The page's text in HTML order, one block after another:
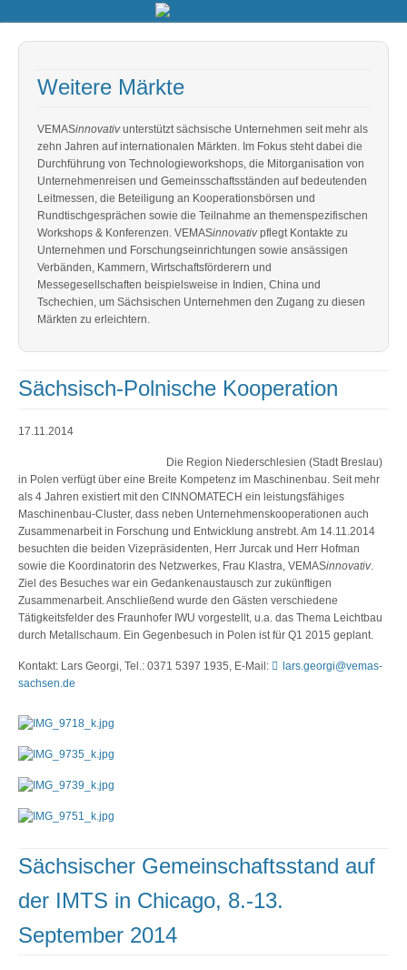
Weitere Märkte
VEMASinnovativunterstützt sächsische Unternehmen seit mehr als
zehn Jahren auf internationalen Märkten. Im Fokus steht dabei die
Durchführung von Technologieworkshops, die Mitorganisation von
Unternehmenreisen und Gemeinsschaftsständen auf bedeutenden
Leitmessen, die Beteiligung an Kooperationsbörsen und
Rundtischgesprächen sowie die Teilnahme an themenspezifischen
Workshops & Konferenzen. VEMASinnovativpflegt Kontakte zu
Unternehmen und Forschungseinrichtungen sowie ansässigen
Verbänden, Kammern, Wirtschaftsförderern und
Messegesellschaften beispielsweise in Indien, China und
Tschechien, um Sächsischen Unternehmen den Zugang zu diesen
Märkten zu erleichtern.
Sächsisch-Polnische Kooperation
17.11.2014
Die Region Niederschlesien (Stadt Breslau)
in Polen verfügt über eine Breite Kompetenz im Maschinenbau. Seit mehr
als 4 Jahren existiert mit den CINNOMATECH ein leistungsfähiges
Maschinenbau-Cluster, dass neben Unternehmenskooperationen auch
Zusammenarbeit in Forschung und Entwicklung anstrebt. Am 14.11.2014
besuchten die beiden Vizepräsidenten, Herr Jurcak und Herr Hofman
sowie die Koordinatorin des Netzwerkes, Frau Klastra, VEMASinnovativ.
Ziel des Besuches war ein Gedankenaustausch zur zukünftigen
Zusammenarbeit. Anschließend wurde den Gästen verschiedene
Tätigkeitsfelder des Fraunhofer IWU vorgestellt, u.a. das Thema Leichtbau
durch Metallschaum. Ein Gegenbesuch in Polen ist für Q1 2015 geplant.
Kontakt: Lars Georgi, Tel.: 0371 5397 1935, E-Mail:
lars.georgi@vemas-
sachsen.de
Sächsischer Gemeinschaftsstand auf
der IMTS in Chicago, 8.-13.
September 2014